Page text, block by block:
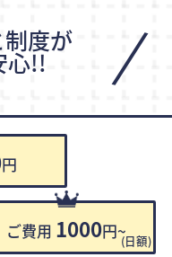
度が
心!! /
円
ご費用 1000円~(日額)